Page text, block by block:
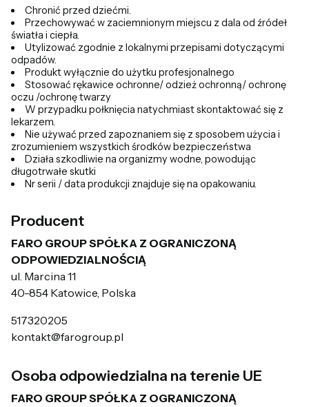
Chronić przed dziećmi.
Przechowywać w zaciemnionym miejscu z dala od źródeł
światła i ciepła.
Utylizować zgodnie z lokalnymi przepisami dotyczącymi
odpadów.
Produkt wyłącznie do użytku profesjonalnego
Stosować rękawice ochronne/ odzież ochronną/ ochronę
oczu /ochronę twarzy
W przypadku połknięcia natychmiast skontaktować się z
lekarzem.
Nie używać przed zapoznaniem się z sposobem użycia i
zrozumieniem wszystkich środków bezpieczeństwa
Działa szkodliwie na organizmy wodne, powodując
długotrwałe skutki
Nr serii / data produkcji znajduje się na opakowaniu.
Producent
FARO GROUP SPÓŁKA Z OGRANICZONĄ
ODPOWIEDZIALNOŚCIĄ
ul. Marcina 11
40-854 Katowice, Polska
517320205
kontakt@farogroup.pl
Osoba odpowiedzialna na terenie UE
FARO GROUP SPÓŁKA Z OGRANICZONĄ